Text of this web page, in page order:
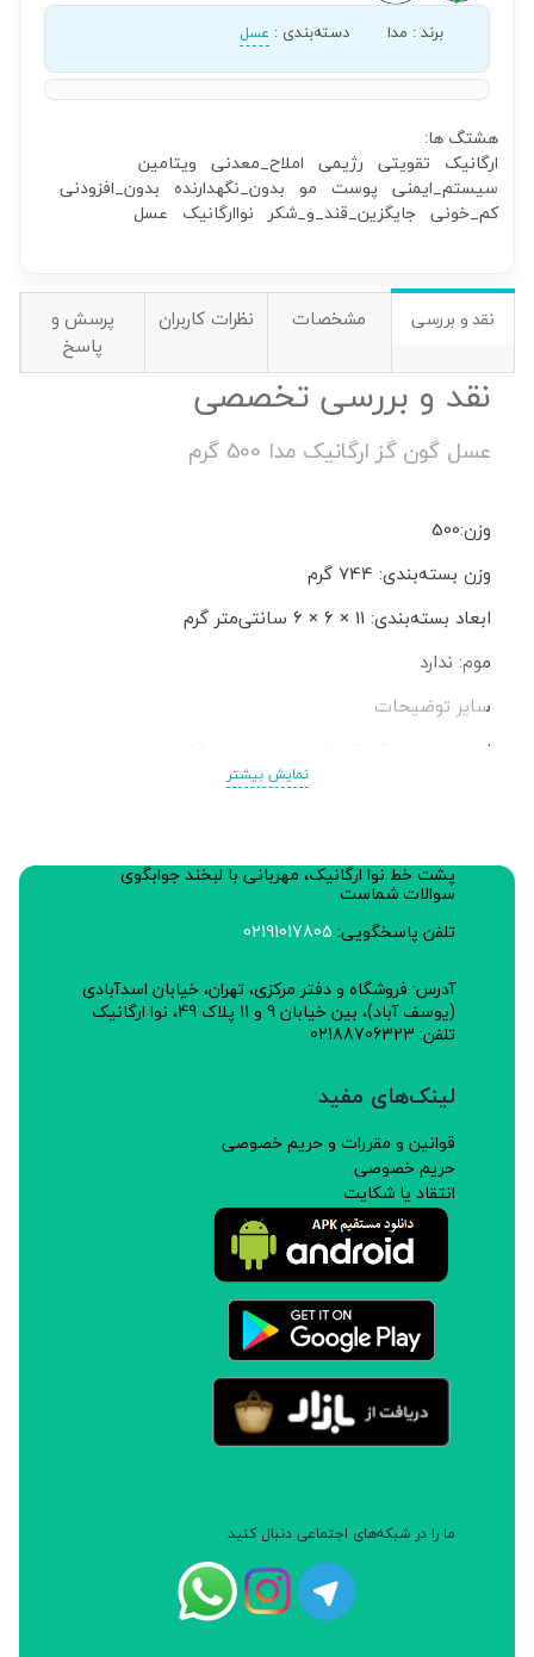
برند: مدا دسته‌بندی : عسل
هشتگ ها:
ارگانیک تقویتی رژیمی املاح_معدنی ویتامین
سیستم_ایمنی پوست مو بدون_نگهدارنده بدون_افزودنی
کم_خونی جایگزین_قند_و_شکر نواارگانیک عسل
نقد و بررسی مشخصات نظرات کاربران
پرسش و
پاسخ
نقد و بررسی تخصصی
عسل گون گز ارگانیک مدا 500 گرم
وزن:500
وزن بسته‌بندی: 744 گرم
ابعاد بسته‌بندی: 11 × 6 × 6 سانتی‌متر گرم
موم: ندارد
سایر توضیحات
ارزش غذایی یک قاشق غذاخوری عسل (15 میلی لیتر):
چربی: 0 گرم
نمک: 0 گرم
شماره پروانه بهداشت: 1/5/17015/د
نمایش بیشتر
پشت خط نوا ارگانیک، مهربانی با لبخند جوابگوی
سوالات شماست
تلفن پاسخگویی: 02191017805
آدرس: فروشگاه و دفتر مرکزی، تهران، خیابان اسدآبادی
(یوسف آباد)، بین خیابان 9 و 11 پلاک 49، نوا ارگانیک
تلفن: 02188706323
لینک‌های مفید
قوانین و مقررات و حریم خصوصی
حریم خصوصی
انتقاد یا شکایت
ما را در شبکه‌های اجتماعی دنبال کنید